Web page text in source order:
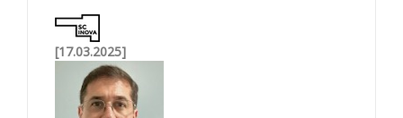
[17.03.2025]